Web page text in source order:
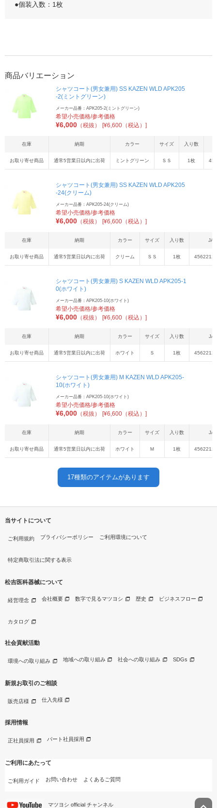
●個装入数：1枚
商品バリエーション
シャツコート(男女兼用) SS KAZEN WLD APK205
-2(ミントグリーン)
メーカー品番：APK205-2(ミントグリーン)
希望小売価格/参考価格
¥6,000 （税抜） [¥6,600（税込）]
在庫 納期 カラー サイズ 入り数
お取り寄せ商品 通常5営業日以内に出荷 ミントグリーン ＳＳ 1枚
シャツコート(男女兼用) SS KAZEN WLD APK205
-24(クリーム)
メーカー品番：APK205-24(クリーム)
希望小売価格/参考価格
¥6,000 （税抜） [¥6,600（税込）]
在庫 納期 カラー サイズ 入り数 JAN
お取り寄せ商品 通常5営業日以内に出荷 クリーム ＳＳ 1枚
シャツコート(男女兼用) S KAZEN WLD APK205-1
0(ホワイト)
メーカー品番：APK205-10(ホワイト)
希望小売価格/参考価格
¥6,000 （税抜） [¥6,600（税込）]
在庫 納期 カラー サイズ 入り数
お取り寄せ商品 通常5営業日以内に出荷 ホワイト Ｓ 1枚
シャツコート(男女兼用) M KAZEN WLD APK205-
10(ホワイト)
メーカー品番：APK205-10(ホワイト)
希望小売価格/参考価格
¥6,000 （税抜） [¥6,600（税込）]
在庫 納期 カラー サイズ 入り数
お取り寄せ商品 通常5営業日以内に出荷 ホワイト Ｍ 1枚
17種類のアイテムがあります
当サイトについて
ご利用規約 プライバシーポリシー ご利用環境について
特定商取引法に関する表示
松吉医科器械について
経営理念 会社概要 数字で見るマツヨシ 歴史 ビジネスフロー
カタログ
社会貢献活動
環境への取り組み 地域への取り組み 社会への取り組み SDGs
新規お取引のご相談
販売店様 仕入先様
採用情報
正社員採用 パート社員採用
ご利用にあたって
ご利用ガイド お問い合わせ よくあるご質問
マツヨシ official チャンネル